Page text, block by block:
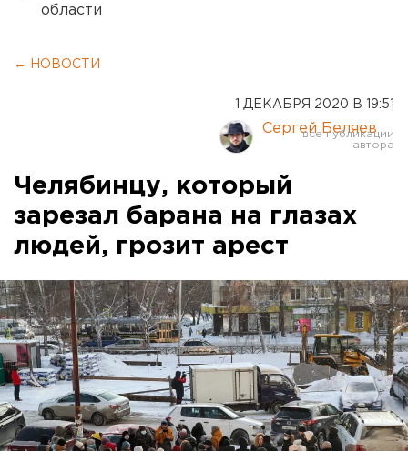
области
← НОВОСТИ
1 ДЕКАБРЯ 2020 В 19:51
Сергей Беляев
Челябинцу, который
зарезал барана на глазах
людей, грозит арест